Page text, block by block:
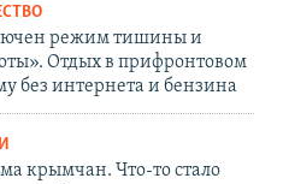
режим тишины и
Отдых в прифронтовом
без интернета и бензина
крымчан. Что-то стало